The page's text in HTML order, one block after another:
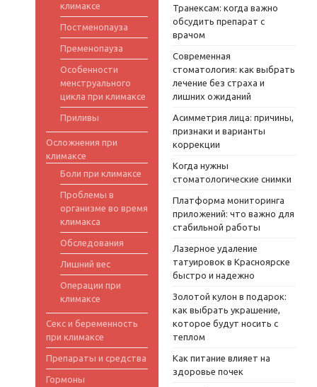
климаксе
Постменопауза
Пременопауза
Особенности
менструального
цикла при климаксе
Приливы
Осложнения при
климаксе
Боли при климаксе
Проблемы в
организме во время
климакса
Обследования
Лишний вес
Операции при
климаксе
Секс и беременность
при климаксе
Препараты и средства
Гормоны
Транексам: когда важно
обсудить препарат с
врачом
Современная
стоматология: как выбрать
лечение без страха и
лишних ожиданий
Асимметрия лица: причины,
признаки и варианты
коррекции
Когда нужны
стоматологические снимки
Платформа мониторинга
приложений: что важно для
стабильной работы
Лазерное удаление
татуировок в Красноярске
быстро и надежно
Золотой кулон в подарок:
как выбрать украшение,
которое будут носить с
теплом
Как питание влияет на
здоровье почек